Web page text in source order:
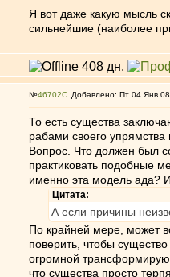
Я вот даже какую мысль
сильнейшие (наиболее
№46702 Добавлено: Пт 04 Янв
То есть существа
рабами своего
Вопрос. Что должен был
практиковать подобные
именно эта модель ада?
Цитата:
А если причины
По крайней мере, может
поверить, чтобы
огромной
что существа просто